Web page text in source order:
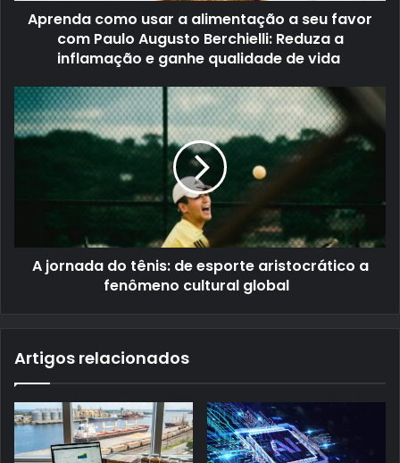
Aprenda como usar a alimentação a seu favor
com Paulo Augusto Berchielli: Reduza a
inflamação e ganhe qualidade de vida
A jornada do tênis: de esporte aristocrático a
fenômeno cultural global
Artigos relacionados